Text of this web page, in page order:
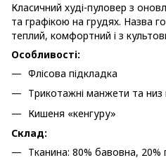
Класичний худі-пуловер з
та графікою на грудях. Назва
теплий, комфортний і з
Особливості:
Флісова підкладка
Трикотажні манжети та
Кишеня «кенгуру»
Склад:
Тканина: 80% бавовна, 20%